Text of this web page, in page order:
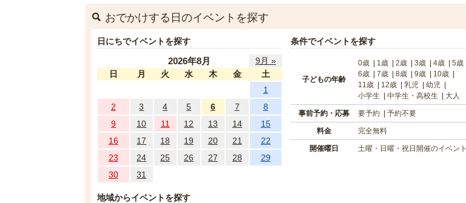
おでかけする日のイベントを探す
日にちでイベントを探す
2026年8月
9月 »
日
月 火 水 木 金
土
1
2
3 4 5 6 7
8
9
10 11 12 13 14
15
16
17 18 19 20 21
22
23
24 25 26 27 28
29
30
31
条件でイベントを探す
子どもの年齢
0歳 1歳 2歳 3歳 4歳
5歳
6歳
7歳 8歳 9歳
10歳
11歳
12歳 乳児
幼児
小学生
中学生・高校生 大人
事前予約・応募 要予約 予約不要
料金 完全無料
開催曜日 土曜・日曜・祝日開催のイベント
地域からイベントを探す